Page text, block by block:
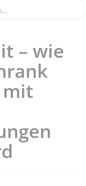
– wie
mit